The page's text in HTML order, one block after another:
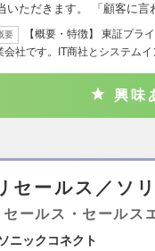
いただきます。 「顧客に言
要
【概要・特徴】 東証プラ
会社です。IT商社とシステム
興味
セールス／ソ
セールス・セールス
ニックコネクト